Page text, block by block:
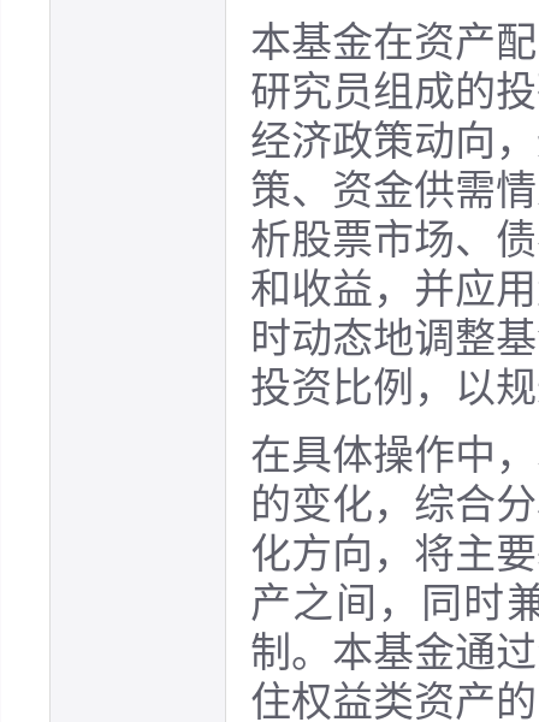
本基金在资产
研究员组成的
经济政策动向
策、资金供需
析股票市场、
和收益，并应
时动态地调整
投资比例，以
在具体操作中
的变化，综合
化方向，将主
产之间，同时
制。本基金通
住权益类资产